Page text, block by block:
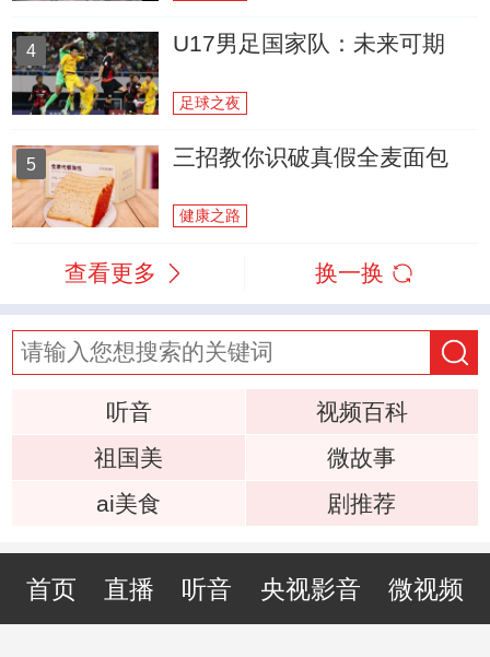
4 U17男足国家队：未来可期
足球之夜
5 三招教你识破真假全麦面包
健康之路
查看更多 换一换
听音
视频百科
祖国美
微故事
ai美食
剧推荐
首页 直播 听音 央视影音 微视频